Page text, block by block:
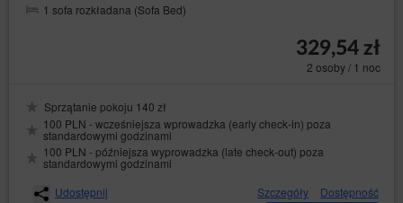
1 sofa rozkładana (Sofa Bed)
329,54 zł
2 osoby / 1 noc
Sprzątanie pokoju 140 zł
100 PLN - wcześniejsza wprowadzka (early check-in) poza
standardowymi godzinami
100 PLN - późniejsza wyprowadzka (late check-out) poza
standardowymi godzinami
Udostępnij
Szczegóły Dostępność